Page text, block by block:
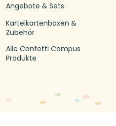
Angebote & Sets
Karteikartenboxen &
Zubehör
Alle Confetti Campus
Produkte